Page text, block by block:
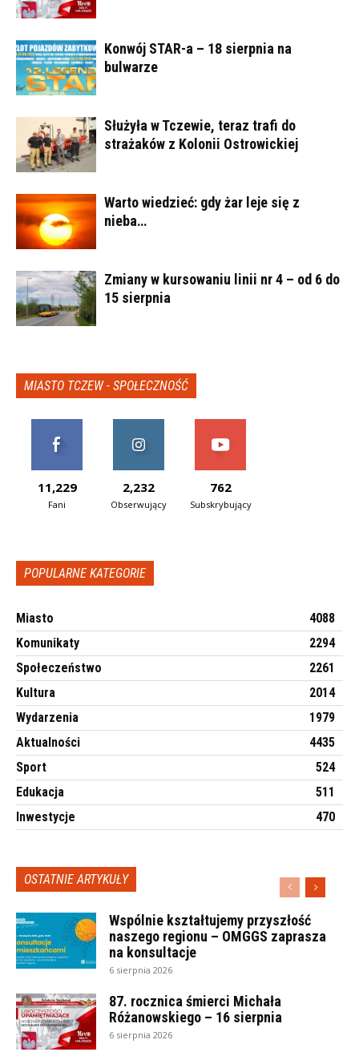
Konwój STAR-a – 18 sierpnia na
bulwarze
Służyła w Tczewie, teraz trafi do
strażaków z Kolonii Ostrowickiej
Warto wiedzieć: gdy żar leje się z
nieba…
Zmiany w kursowaniu linii nr 4 – od 6 do
15 sierpnia
MIASTO TCZEW - SPOŁECZNOŚĆ
11,229
Fani
2,232
Obserwujący
762
Subskrybujący
POPULARNE KATEGORIE
Miasto
4088
Komunikaty
2294
Społeczeństwo
2261
Kultura
2014
Wydarzenia
1979
Aktualności
4435
Sport
524
Edukacja
511
Inwestycje
470
OSTATNIE ARTYKUŁY
Wspólnie kształtujemy przyszłość
naszego regionu – OMGGS zaprasza
na konsultacje
6 sierpnia 2026
87. rocznica śmierci Michała
Różanowskiego – 16 sierpnia
6 sierpnia 2026